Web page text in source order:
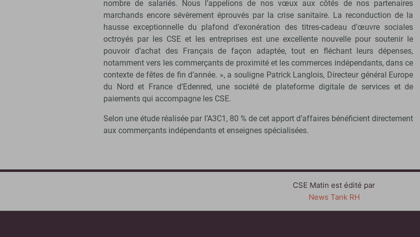
nombre de salariés. Nous l’appelions de nos vœux aux côtés de nos partenaires
marchands encore sévèrement éprouvés par la crise sanitaire. La reconduction de la
hausse exceptionnelle du plafond d’exonération des titres-cadeau d’œuvre sociales
octroyés par les CSE et les entreprises est une excellente nouvelle pour soutenir le
pouvoir d’achat des Français de façon adaptée, tout en fléchant leurs dépenses,
notamment vers les commerçants de proximité et les commerces indépendants, dans ce
contexte de fêtes de fin d’année. », a souligne Patrick Langlois, Directeur général Europe
du Nord et France d’Edenred, une société de plateforme digitale de services et de
paiements qui accompagne les CSE.
Selon une étude réalisée par l’A3C1, 80 % de cet apport d’affaires bénéficient directement
aux commerçants indépendants et enseignes spécialisées.
CSE Matin est édité par
News Tank RH